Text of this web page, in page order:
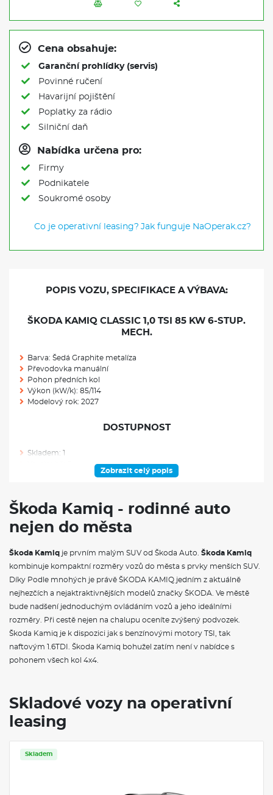
Cena obsahuje:
Garanční prohlídky (servis)
Povinné ručení
Havarijní pojištění
Poplatky za rádio
Silniční daň
Nabídka určena pro:
Firmy
Podnikatele
Soukromé osoby
Co je operativní leasing? Jak funguje NaOperak.cz?
POPIS VOZU, SPECIFIKACE A VÝBAVA:
ŠKODA KAMIQ CLASSIC 1,0 TSI 85 KW 6-STUP.
MECH.
Barva: Šedá Graphite metalíza
Převodovka manuální
Pohon předních kol
Výkon (kW/k): 85/114
Modelový rok: 2027
DOSTUPNOST
Skladem: 1
Rezervní kolo neplnohodnotné
Rezervní kolo (neplnohodnotné)
Pneumatiky 205/55 R17 91V se superoptimalizovaným valivým
Kola z lehké slitiny 6,5J x 17" Kajam stříbrná s aero kryty
Kryt kola uprostřed
Kajam 17" stříbrná, aero kryty
Externí, USB typ C, datová(é) zásuvka(-y) a nabíjecí zásuvka(-y)
se zvýšeným nabíjecím výkonem
8 reproduktorů
Dvouzónový CLIMATRONIC
Bezdrátový SmartLink
Interiér plus
KESSY pro alarm - bezklíčové odemykání a zamykání
Parkovací senzory vpředu a vzadu
Zobrazit celý popis
Škoda Kamiq - rodinné auto
nejen do města
Škoda Kamiq je prvním malým SUV od Škoda Auto. Škoda Kamiq
kombinuje kompaktní rozměry vozů do města s prvky menších SUV.
Díky Podle mnohých je právě ŠKODA KAMIQ jedním z aktuálně
nejhezčích a nejaktraktivnějších modelů značky ŠKODA. Ve městě
bude nadšení jednoduchým ovládáním vozů a jeho ideálními
rozměry. Při cestě nejen na chalupu oceníte zvýšený podvozek.
Škoda Kamiq je k dispozici jak s benzínovými motory TSI, tak
naftovým 1.6TDI. Škoda Kamiq bohužel zatím není v nabídce s
pohonem všech kol 4x4.
Skladové vozy na operativní
leasing
Skladem